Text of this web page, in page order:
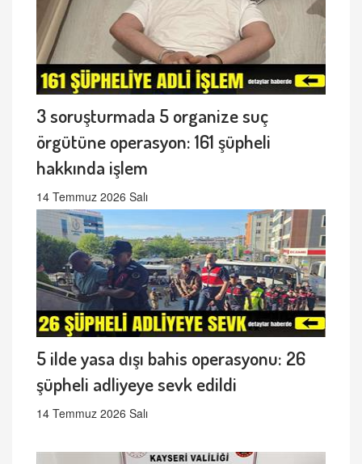
3 soruşturmada 5 organize suç
örgütüne operasyon: 161 şüpheli
hakkında işlem
14 Temmuz 2026 Salı
5 ilde yasa dışı bahis operasyonu: 26
şüpheli adliyeye sevk edildi
14 Temmuz 2026 Salı